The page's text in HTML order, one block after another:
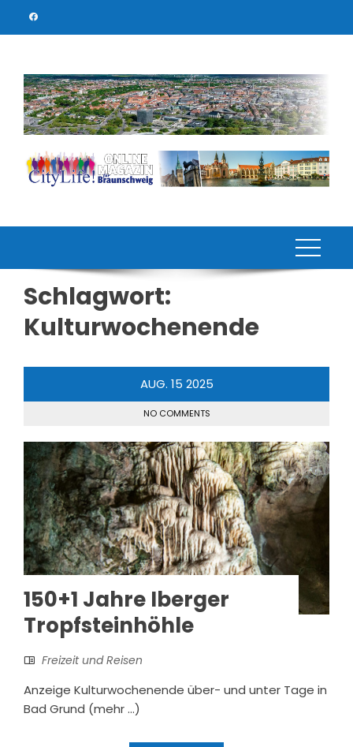
Schlagwort:
Kulturwochenende
AUG. 15 2025
NO COMMENTS
150+1 Jahre Iberger
Tropfsteinhöhle
Freizeit und Reisen
Anzeige Kulturwochenende über- und unter Tage in
Bad Grund (mehr …)